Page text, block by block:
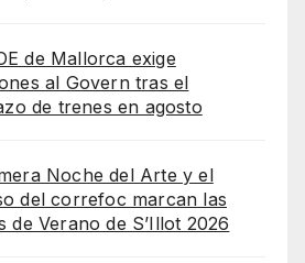
de Mallorca exige
al Govern tras el
de trenes en agosto
Noche del Arte y el
del correfoc marcan las
de Verano de S’Illot 2026